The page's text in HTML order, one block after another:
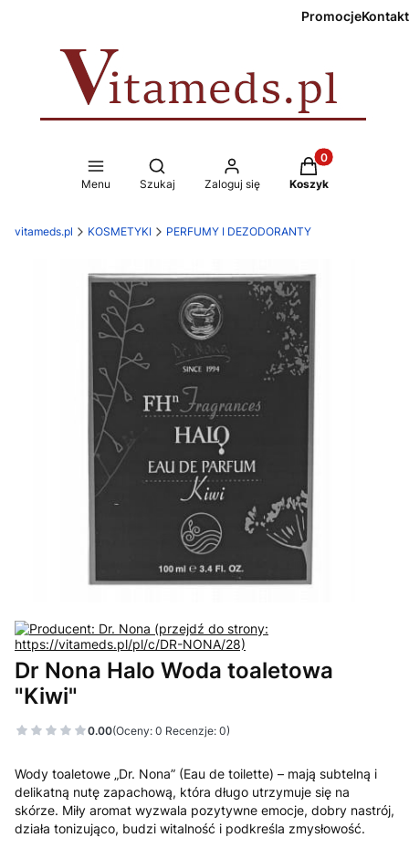
PromocjeKontakt
Menu
Otwórz wyszukiwarkę
Szukaj Zaloguj się
Produkty w
Koszyk
vitameds.pl KOSMETYKI PERFUMY I DEZODORANTY
Dr Nona Halo Woda toaletowa
"Kiwi"
0.00(Oceny: 0 Recenzje: 0)
Wody toaletowe „Dr. Nona” (Eau de toilette) – mają subtelną i
delikatną nutę zapachową, która długo utrzymuje się na
skórze. Miły aromat wyzwala pozytywne emocje, dobry nastrój,
działa tonizująco, budzi witalność i podkreśla zmysłowość.